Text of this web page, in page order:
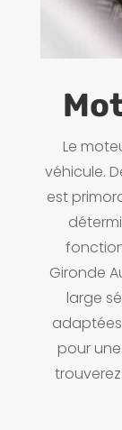
Le
véhicule.
est
Gironde
large
pour